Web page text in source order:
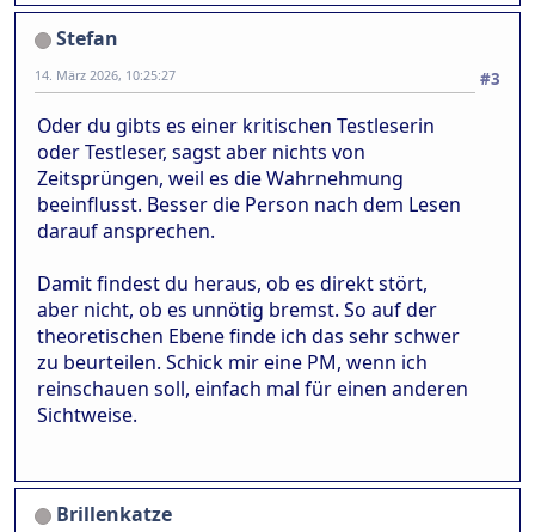
Stefan
#3
14. März 2026, 10:25:27
Oder du gibts es einer kritischen Testleserin
oder Testleser, sagst aber nichts von
Zeitsprüngen, weil es die Wahrnehmung
beeinflusst. Besser die Person nach dem Lesen
darauf ansprechen.
Damit findest du heraus, ob es direkt stört,
aber nicht, ob es unnötig bremst. So auf der
theoretischen Ebene finde ich das sehr schwer
zu beurteilen. Schick mir eine PM, wenn ich
reinschauen soll, einfach mal für einen anderen
Sichtweise.
Brillenkatze